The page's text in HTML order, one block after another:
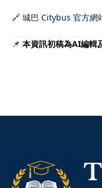
🔗 城巴 Citybus 官方網
📌 本資訊初稿為AI編輯